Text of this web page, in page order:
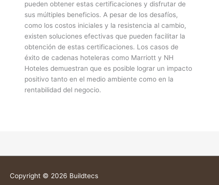
pueden obtener estas certificaciones y disfrutar de
sus múltiples beneficios. A pesar de los desafíos,
como los costos iniciales y la resistencia al cambio,
existen soluciones efectivas que pueden facilitar la
obtención de estas certificaciones. Los casos de
éxito de cadenas hoteleras como Marriott y NH
Hoteles demuestran que es posible lograr un impacto
positivo tanto en el medio ambiente como en la
rentabilidad del negocio.
Copyright © 2026 Buildtecs